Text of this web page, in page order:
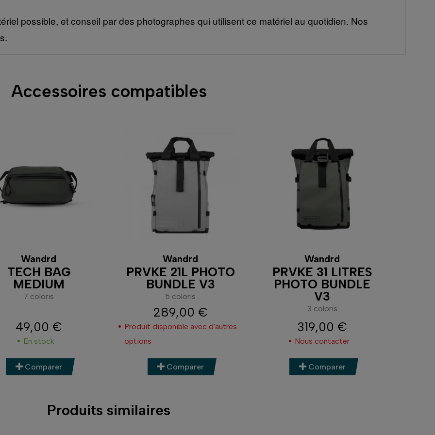
possible, et conseil par des photographes qui utilisent ce matériel au quotidien. Nos
Accessoires compatibles
Wandrd
TECH BAG
MEDIUM
7 coloris
Prix
49,00 €
En stock
Comparer
Wandrd
PRVKE 21L PHOTO
BUNDLE V3
5 coloris
Prix
289,00 €
Produit disponible avec d'autres
options
Comparer
Wandrd
PRVKE 31 LITRES
PHOTO BUNDLE
V3
3 coloris
Prix
319,00 €
Nous contacter
Comparer
Produits similaires